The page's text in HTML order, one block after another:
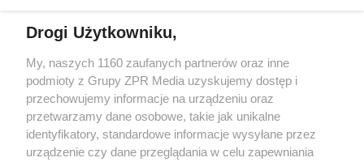
Drogi Użytkowniku,
My, naszych 1160 zaufanych partnerów oraz inne
podmioty z Grupy ZPR Media uzyskujemy dostęp i
przechowujemy informacje na urządzeniu oraz
przetwarzamy dane osobowe, takie jak unikalne
identyfikatory, standardowe informacje wysyłane przez
urządzenie czy dane przeglądania w celu zapewniania